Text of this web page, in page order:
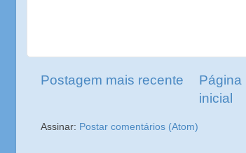
Postagem mais recente
Página
inicial
Assinar: Postar comentários (Atom)